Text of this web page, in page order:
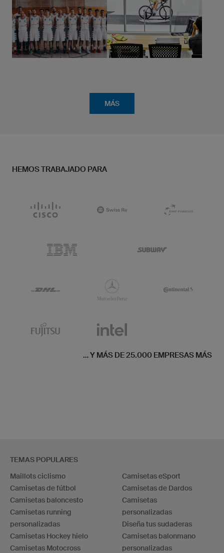
MÁS
HEMOS TRABAJADO PARA
... Y MÁS DE 25.000 EMPRESAS MÁS
TEMAS POPULARES
Maillots ciclismo
Camisetas de fútbol
Camisetas baloncesto
Camisetas running
personalizadas
Camisetas Hockey hielo
Camisetas Motocross
Camisetas eSport
Camisetas de Dardos
Camisetas
personalizadas
Diseña tus sudaderas
Camisetas balonmano
personalizadas